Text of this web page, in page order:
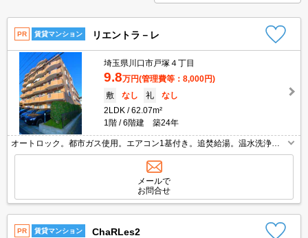
PR 賃貸マンション リエントラ－レ
埼玉県川口市戸塚４丁目
9.8万円(管理費等：8,000円)
敷
なし 礼
なし
2LDK
62.07m²
1階
6階建 築24年
オートロック。都市ガス使用。エアコン1基付き。追焚給湯。温水洗浄便
座付き。内見予約受付中。久しぶりに空きました。当店のお薦め物件。
メールで
お問合せ
PR 賃貸マンション ChaRLes2